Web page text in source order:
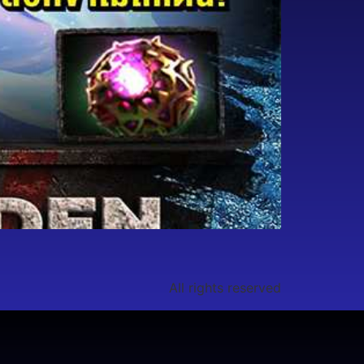
All rights reserved